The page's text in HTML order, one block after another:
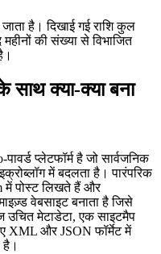
है। दिखाई गई राशि कुल
की संख्या से विभाजित
क्या-क्या बना
प्लेटफॉर्म है जो सार्वजनिक
में बदलता है। पारंपरिक
में पोस्ट लिखते हैं और
वेबसाइट बनाता है जिसे
मेटाडेटा, एक साइटमैप
XML और JSON फॉर्मेट में